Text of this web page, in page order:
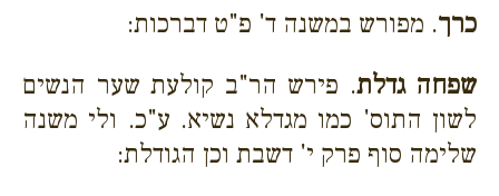
כרך. מפורש במשנה ד' פ"ט דברכות:
שפחה גדלת. פירש הר"ב קולעת שער הנשים
לשון התוס' כמו מגדלא נשיא. ע"כ. ולי משנה
שלימה סוף פרק י' דשבת וכן הגודלת: